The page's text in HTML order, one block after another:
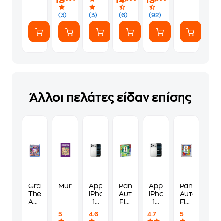
(3)
(7
Αυτοκόλλητα)
(3)
ευγενικά
(6) (92)
Άλλοι πελάτες είδαν επίσης
Grand
Theft
Auto
Standard
Murdoku
5
Apple
iPhone
17
Max
4.6
Panini
Αυτοκόλλητα
Fifa
Apple
iPhone
17
256GB
4.7
Panini
Fifa
Cup
5